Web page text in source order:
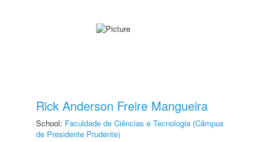
Rick Anderson Freire Mangueira
School: Faculdade de Ciências e Tecnologia (Câmpus
de Presidente Prudente)